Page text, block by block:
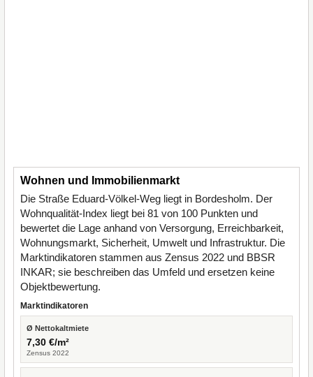
Wohnen und Immobilienmarkt
Die Straße Eduard-Völkel-Weg liegt in Bordesholm. Der
Wohnqualität-Index liegt bei 81 von 100 Punkten und
bewertet die Lage anhand von Versorgung, Erreichbarkeit,
Wohnungsmarkt, Sicherheit, Umwelt und Infrastruktur. Die
Marktindikatoren stammen aus Zensus 2022 und BBSR
INKAR; sie beschreiben das Umfeld und ersetzen keine
Objektbewertung.
Marktindikatoren
Ø Nettokaltmiete
7,30 €/m²
Zensus 2022